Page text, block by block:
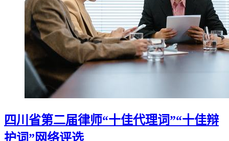
四川省第二届律师“十佳代理词”“十佳辩
护词”网络评选